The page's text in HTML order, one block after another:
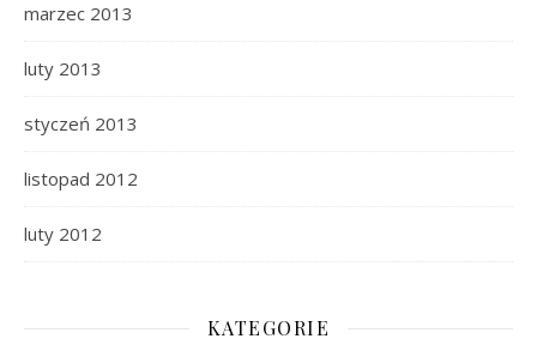
marzec 2013
luty 2013
styczeń 2013
listopad 2012
luty 2012
KATEGORIE